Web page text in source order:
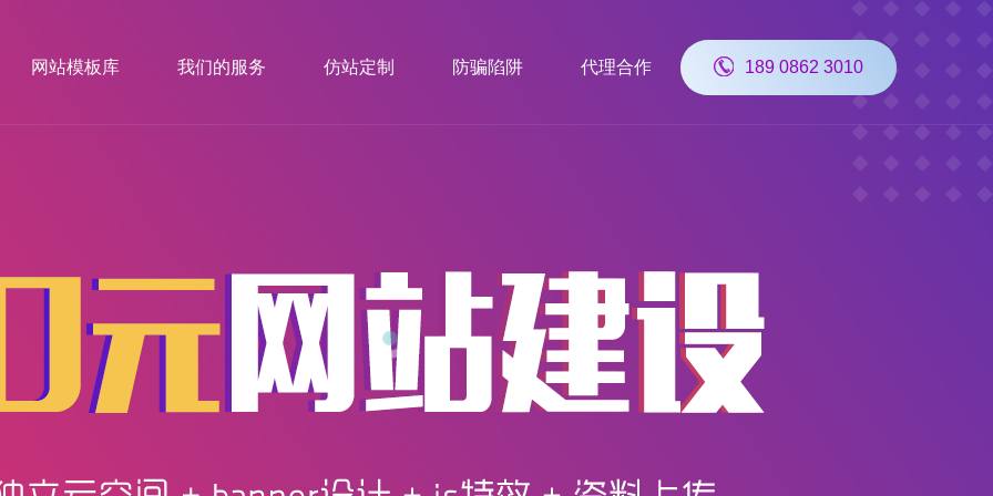
网站模板库 我们的服务 仿站定制 防骗陷阱 代理合作 189 0862 3010